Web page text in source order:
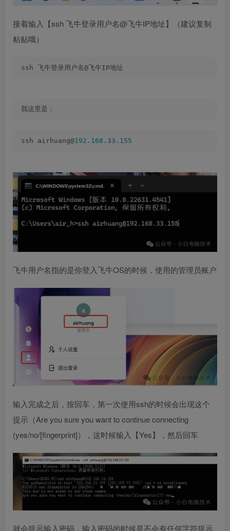
接着输入【ssh 飞牛登录用户名@飞牛IP地址】（建议复制
粘贴哦）
ssh 飞牛登录用户名@飞牛IP地址
我这里是：
ssh airhuang@192.168 . 33 . 155
飞牛用户名指的是你登入飞牛OS的时候，使用的管理员账户
输入完成之后，按回车，第一次使用ssh的时候会出现这个
提示（Are you sure you want to continue connecting
(yes/no/[fingerprint]），这时候输入【Yes】，然后回车
就会提示输入密码，输入密码的时候是不会有任何字符提示